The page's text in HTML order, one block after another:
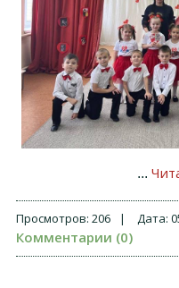
...
Просмотров: 206 | Дата:
Комментарии (0)